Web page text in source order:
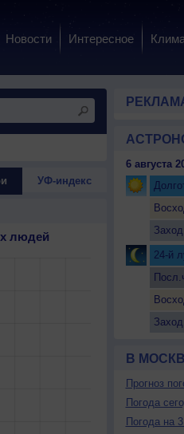
Новости Интересное
УФ-индекс
людей
6 августа
24-й
В
Прогноз
Погода
Погода на